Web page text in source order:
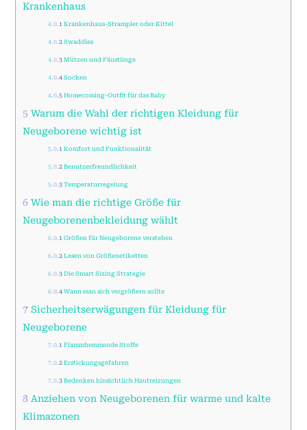
Krankenhaus
4.0.1 Krankenhaus-Strampler oder Kittel
4.0.2 Swaddles
4.0.3 Mützen und Fäustlinge
4.0.4 Socken
4.0.5 Homecoming-Outfit für das Baby
5 Warum die Wahl der richtigen Kleidung für
Neugeborene wichtig ist
5.0.1 Komfort und Funktionalität
5.0.2 Benutzerfreundlichkeit
5.0.3 Temperaturregelung
6 Wie man die richtige Größe für
Neugeborenenbekleidung wählt
6.0.1 Größen für Neugeborene verstehen
6.0.2 Lesen von Größenetiketten
6.0.3 Die Smart Sizing Strategie
6.0.4 Wann man sich vergrößern sollte
7 Sicherheitserwägungen für Kleidung für
Neugeborene
7.0.1 Flammhemmende Stoffe
7.0.2 Erstickungsgefahren
7.0.3 Bedenken hinsichtlich Hautreizungen
8 Anziehen von Neugeborenen für warme und kalte
Klimazonen